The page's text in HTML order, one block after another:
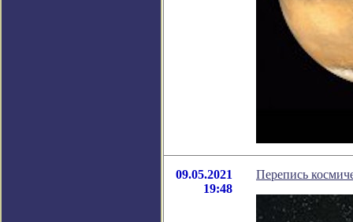
09.05.2021
19:48
Перепись